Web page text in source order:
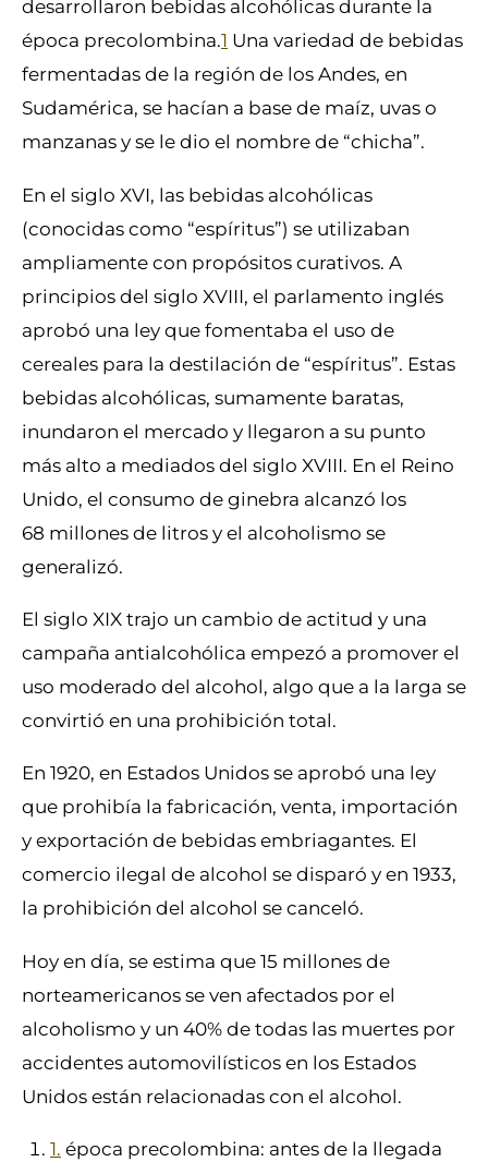
desarrollaron bebidas alcohólicas durante la
época precolombina.1 Una variedad de bebidas
fermentadas de la región de los Andes, en
Sudamérica, se hacían a base de maíz, uvas o
manzanas y se le dio el nombre de “chicha”.
En el siglo XVI, las bebidas alcohólicas
(conocidas como “espíritus”) se utilizaban
ampliamente con propósitos curativos. A
principios del siglo XVIII, el parlamento inglés
aprobó una ley que fomentaba el uso de
cereales para la destilación de “espíritus”. Estas
bebidas alcohólicas, sumamente baratas,
inundaron el mercado y llegaron a su punto
más alto a mediados del siglo XVIII. En el Reino
Unido, el consumo de ginebra alcanzó los
68 millones de litros y el alcoholismo se
generalizó.
El siglo XIX trajo un cambio de actitud y una
campaña antialcohólica empezó a promover el
uso moderado del alcohol, algo que a la larga se
convirtió en una prohibición total.
En 1920, en Estados Unidos se aprobó una ley
que prohibía la fabricación, venta, importación
y exportación de bebidas embriagantes. El
comercio ilegal de alcohol se disparó y en 1933,
la prohibición del alcohol se canceló.
Hoy en día, se estima que 15 millones de
norteamericanos se ven afectados por el
alcoholismo y un 40% de todas las muertes por
accidentes automovilísticos en los Estados
Unidos están relacionadas con el alcohol.
1. época precolombina: antes de la llegada